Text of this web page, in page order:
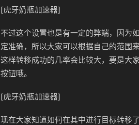
[虎牙奶瓶加速器]
不过这个设置也是有一定的弊端，因为
定准确，所以大家可以根据自己的范围
这样转移成功的几率会比较大，要是大
按钮哦。
[虎牙奶瓶加速器]
现在大家知道如何在其中进行目标转移